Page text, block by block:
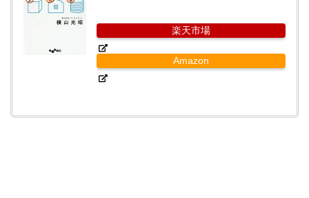
楽天市場
Amazon